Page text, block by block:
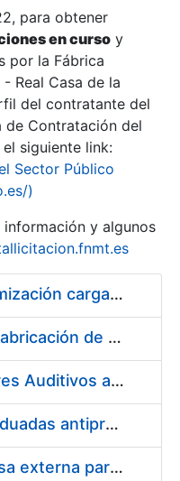
para obtener
en curso y
por la Fábrica
Real Casa de la
del contratante del
de Contratación del
siguiente link:
Sector Público
)
y algunos
Pliego condiciones optimización cargas compras firmado
Acuerdo marco para la fabricación de piezas
Suministro de Protectores Auditivos a medida para las personas trabajadoras de los Centros de Trabajo de Madrid y Burgos
Suministro de gafas graduadas antiproyecciones para los trabajadores de la FNMT-RCM en los centros de trabajo de Madrid y Burgos
Servicios de una empresa externa para el asesoramiento y resolución de los recursos de alzada que se presentan relacionados con procesos de selección para la FNMT-RCM